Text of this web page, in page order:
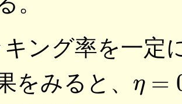
ング率を一定
をみると、
0